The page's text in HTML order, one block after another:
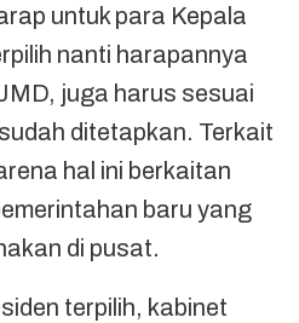
untuk para Kepala
nanti harapannya
juga harus sesuai
ditetapkan. Terkait
hal ini berkaitan
baru yang
di pusat.
terpilih, kabinet